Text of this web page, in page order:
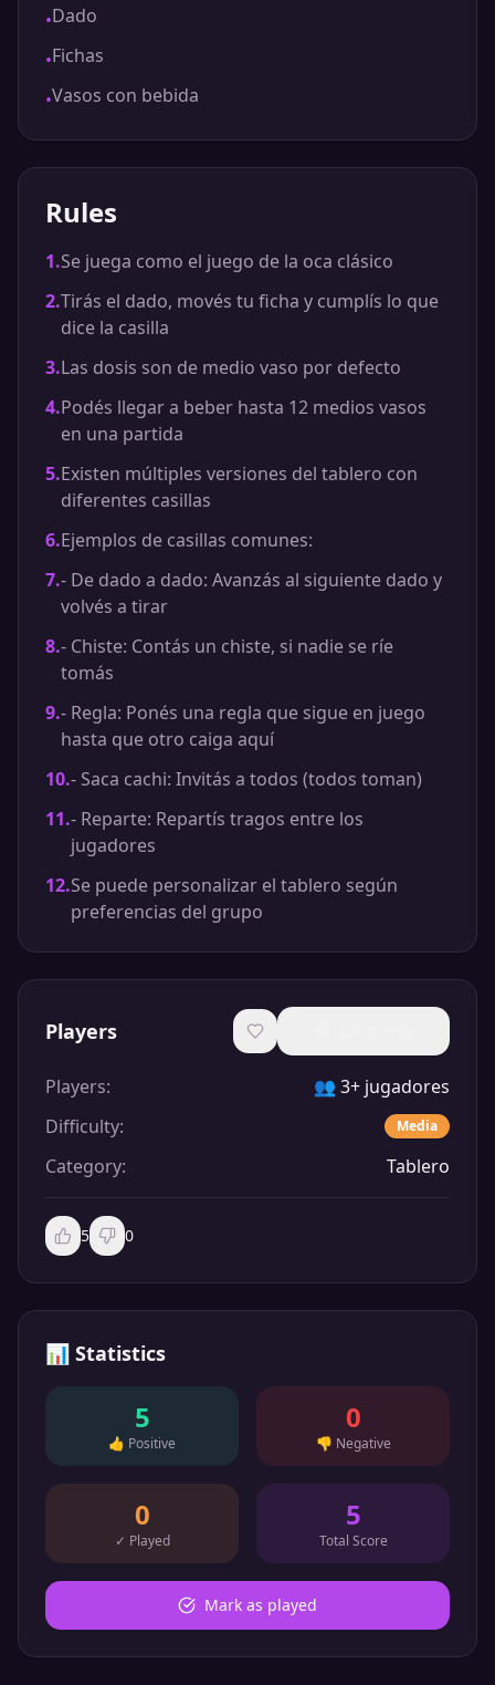
•Dado
•Fichas
•Vasos con bebida
Rules
1.Se juega como el juego de la oca clásico
2.Tirás el dado, movés tu ficha y cumplís lo que
dice la casilla
3.Las dosis son de medio vaso por defecto
4.Podés llegar a beber hasta 12 medios vasos
en una partida
5.Existen múltiples versiones del tablero con
diferentes casillas
6.Ejemplos de casillas comunes:
7.- De dado a dado: Avanzás al siguiente dado y
volvés a tirar
8.- Chiste: Contás un chiste, si nadie se ríe
tomás
9.- Regla: Ponés una regla que sigue en juego
hasta que otro caiga aquí
10.- Saca cachi: Invitás a todos (todos toman)
11.- Reparte: Repartís tragos entre los
jugadores
12.Se puede personalizar el tablero según
preferencias del grupo
Players
Players: 👥 3+ jugadores
Difficulty: Media
Category: Tablero
5 0
📊 Statistics
5
👍 Positive
0
👎 Negative
0
✓ Played
5
Total Score
Mark as played